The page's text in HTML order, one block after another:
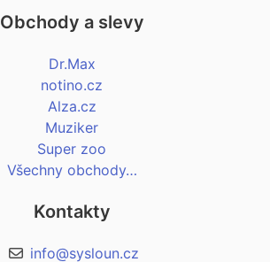
Obchody a slevy
Dr.Max
notino.cz
Alza.cz
Muziker
Super zoo
Všechny obchody…
Kontakty
info@sysloun.cz